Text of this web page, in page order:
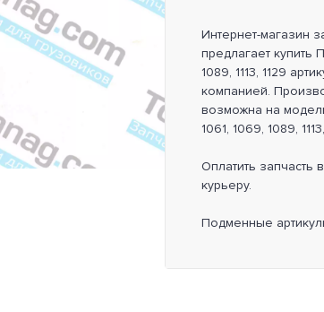
Интернет-магазин
предлагает купить
1089, 1113, 1129
компанией.
возможна на
1061, 1069, 1089,
Оплатить запчасть
курьеру.
Подменные